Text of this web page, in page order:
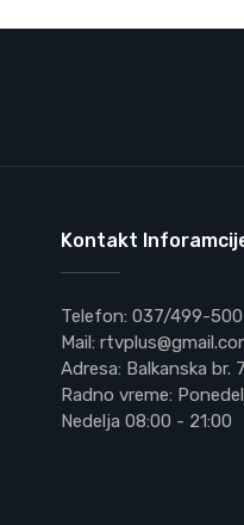
Kontakt
Telefon: 037/499-500
Mail:
Adresa: Balkanska br.
Radno vreme:
Nedelja 08:00 - 21:00